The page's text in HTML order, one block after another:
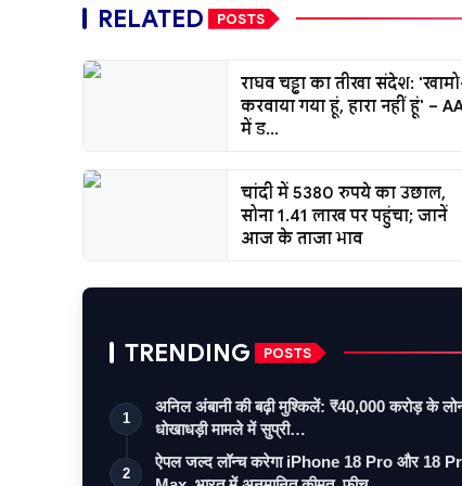
RELATED POSTS
राघव चड्ढा का तीखा संदेश:
करवाया गया हूं, हारा नहीं हूं' –
में ड...
चांदी में 5380 रुपये का उछाल,
सोना 1.41 लाख पर पहुंचा; जानें
आज के ताजा भाव
TRENDING POSTS
1
अनिल अंबानी की बढ़ी मुश्किलें: ₹40,000 करोड़ के
धोखाधड़ी मामले में सुप्री…
2
ऐपल जल्द लॉन्च करेगा iPhone 18 Pro और 18